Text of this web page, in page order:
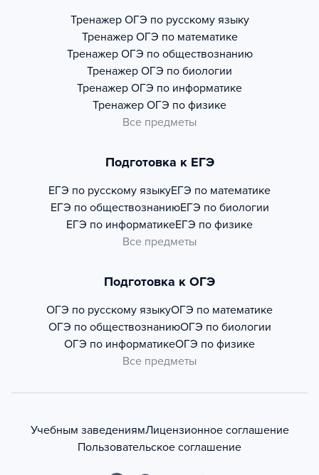
Тренажер ОГЭ по русскому языку
Тренажер ОГЭ по математике
Тренажер ОГЭ по обществознанию
Тренажер ОГЭ по биологии
Тренажер ОГЭ по информатике
Тренажер ОГЭ по физике
Все предметы
Подготовка к ЕГЭ
ЕГЭ по русскому языкуЕГЭ по математике
ЕГЭ по обществознаниюЕГЭ по биологии
ЕГЭ по информатикеЕГЭ по физике
Все предметы
Подготовка к ОГЭ
ОГЭ по русскому языкуОГЭ по математике
ОГЭ по обществознаниюОГЭ по биологии
ОГЭ по информатикеОГЭ по физике
Все предметы
Учебным заведениямЛицензионное соглашение
Пользовательское соглашение